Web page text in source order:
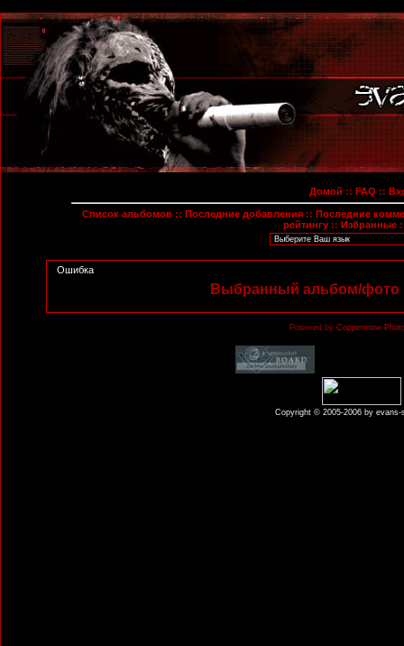
Домой :: FAQ ::
Список альбомов:: Последние добавления:: Последние
рейтингу :: Избранные
Ошибка
Выбранный альбом/фото
Powered by Coppermine
Copyright © 2005-2006 by evans-